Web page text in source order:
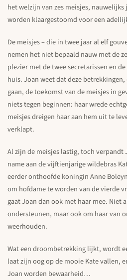
het welzijn van zes meisjes,
worden klaargestoomd voor een
De meisjes – die in twee jaar al elf
nemen het niet bepaald nauw met de
plezier met de twee secretarissen en
huis. Joan weet dat deze
gaan, de toekomst van de meisjes in
niets tegen beginnen: haar wrede
meisjes dreigen haar aan hem uit te
verklapt.
Al zijn de meisjes lastig, toch verpandt
name aan de vijftienjarige wildebras
eerder onthoofde koningin Anne
om hofdame te worden van de vierde
gaat Joan dan ook met haar mee. Niet
ondersteunen, maar ook om haar van
weerhouden.
Wat een droombetrekking lijkt, wordt
laat zijn oog op de mooie Kate vallen,
Joan worden bewaarheid…